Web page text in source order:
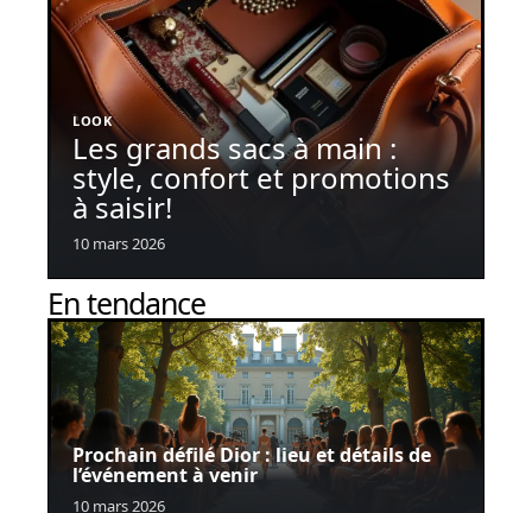
LOOK
Les grands sacs à main :
style, confort et promotions
à saisir!
10 mars 2026
En tendance
Prochain défilé Dior : lieu et détails de
l’événement à venir
10 mars 2026